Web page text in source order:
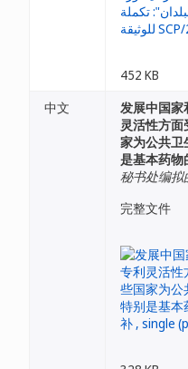
452 KB
中文
发展中国家
灵活性方
家为公共卫
是基本药物
秘书处编拟
完整文件